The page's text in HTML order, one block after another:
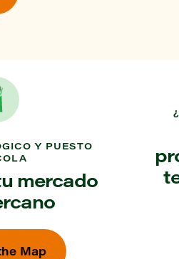
Y PUESTO
mercado
Map